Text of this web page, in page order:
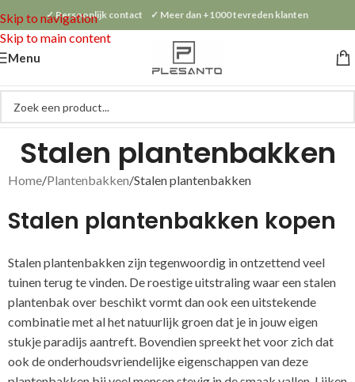
Skip to navigation
Skip to main content
✓ Persoonlijk contact ✓ Meer dan +1000 tevreden klanten
Menu
Stalen plantenbakken
Home Plantenbakken Stalen plantenbakken
Stalen plantenbakken kopen
Stalen plantenbakken zijn tegenwoordig in ontzettend veel
tuinen terug te vinden. De roestige uitstraling waar een stalen
plantenbak over beschikt vormt dan ook een uitstekende
combinatie met al het natuurlijk groen dat je in jouw eigen
stukje paradijs aantreft. Bovendien spreekt het voor zich dat
ook de onderhoudsvriendelijke eigenschappen van deze